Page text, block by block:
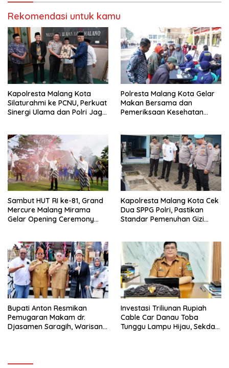
Rekomendasi untuk kamu
Kapolresta Malang Kota
Silaturahmi ke PCNU, Perkuat
Sinergi Ulama dan Polri Jaga
Polresta Malang Kota Gelar
Makan Bersama dan
Pemeriksaan Kesehatan
Sambut HUT RI ke-81, Grand
Mercure Malang Mirama
Gelar Opening Ceremony
Kapolresta Malang Kota Cek
Dua SPPG Polri, Pastikan
Standar Pemenuhan Gizi
Bupati Anton Resmikan
Pemugaran Makam dr.
Djasamen Saragih, Warisan
Investasi Triliunan Rupiah
Cable Car Danau Toba
Tunggu Lampu Hijau, Sekda